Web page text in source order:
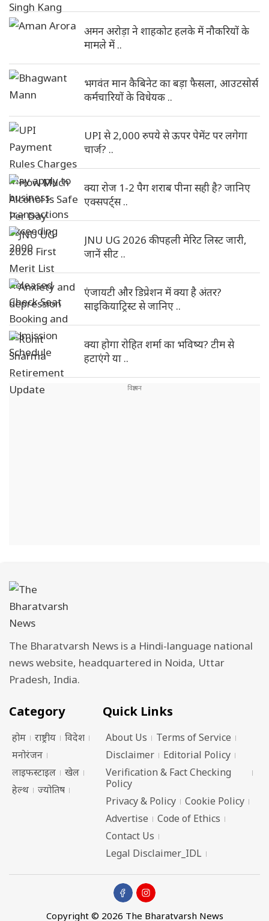
अमन अरोड़ा ने शाहकोट हलके में नौकरियों के
मामले में ..
भगवंत मान कैबिनेट का बड़ा फैसला, आउटसोर्स
कर्मचारियों के विधेयक ..
UPI से 2,000 रुपये से ऊपर पेमेंट पर लगेगा
चार्ज? ..
क्या रोज 1-2 पैग शराब पीना सही है? जानिए
एक्सपर्ट्स ..
JNU UG 2026 की पहली मेरिट लिस्ट जारी,
जानें सीट ..
एंजायटी और डिप्रेशन में क्या है अंतर?
साइकियाट्रिस्ट से जानिए ..
क्या होगा रोहित शर्मा का भविष्य? टीम से
हटाएंगे या ..
The Bharatvarsh News is a Hindi-language national
news website, headquartered in Noida, Uttar
Pradesh, India.
Category
होम राष्ट्रीय
विदेश
मनोरंजन
लाइफस्टाइल
खेल
हेल्थ
ज्योतिष
Quick Links
About Us
Terms of Service
Disclaimer
Editorial Policy
Verification & Fact Checking
Policy
Privacy & Policy
Cookie Policy
Advertise
Code of Ethics
Contact Us
Legal Disclaimer_IDL
Copyright © 2026 The Bharatvarsh News